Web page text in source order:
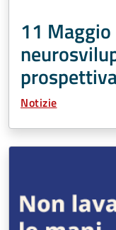
11
Tipo Contenuto:
Notizie